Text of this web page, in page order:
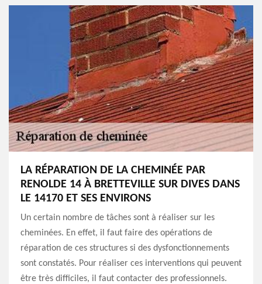
LA RÉPARATION DE LA CHEMINÉE PAR
RENOLDE 14 À BRETTEVILLE SUR DIVES DANS
LE 14170 ET SES ENVIRONS
Un certain nombre de tâches sont à réaliser sur les
cheminées. En effet, il faut faire des opérations de
réparation de ces structures si des dysfonctionnements
sont constatés. Pour réaliser ces interventions qui peuvent
être très difficiles, il faut contacter des professionnels.